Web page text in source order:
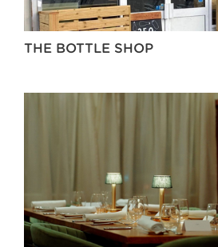
THE BOTTLE SHOP